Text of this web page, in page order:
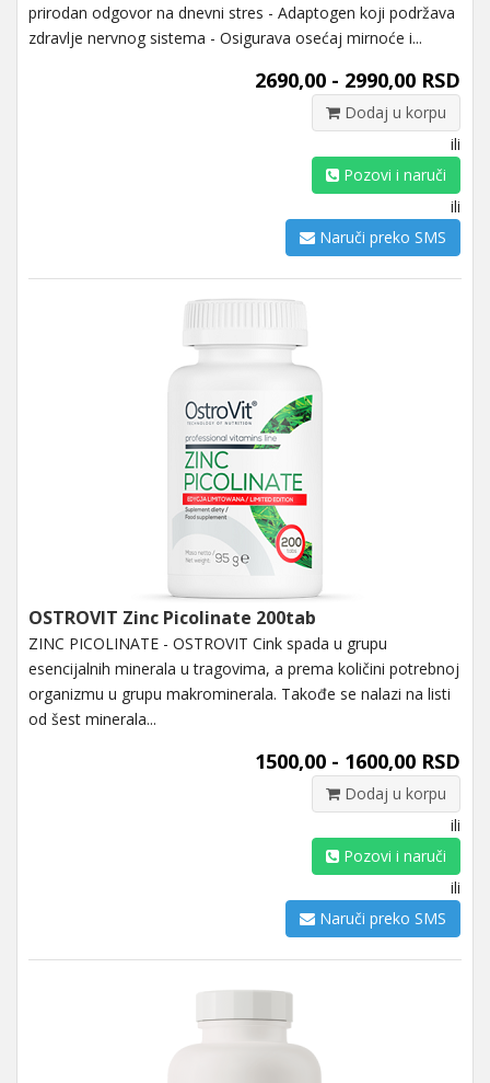
prirodan odgovor na dnevni stres - Adaptogen koji podržava
zdravlje nervnog sistema - Osigurava osećaj mirnoće i...
2690,00 - 2990,00 RSD
Dodaj u korpu
ili
Pozovi i naruči
ili
Naruči preko SMS
OSTROVIT Zinc Picolinate 200tab
ZINC PICOLINATE - OSTROVIT Cink spada u grupu
esencijalnih minerala u tragovima, a prema količini potrebnoj
organizmu u grupu makrominerala. Takođe se nalazi na listi
od šest minerala...
1500,00 - 1600,00 RSD
Dodaj u korpu
ili
Pozovi i naruči
ili
Naruči preko SMS